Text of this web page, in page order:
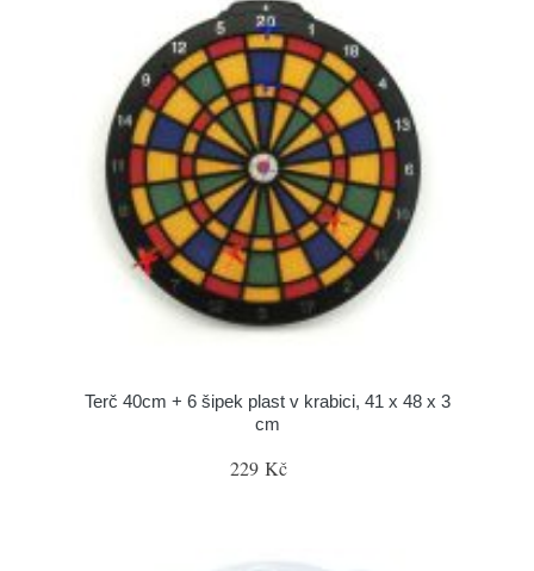
Terč 40cm + 6 šipek plast v krabici, 41 x 48 x 3
cm
229 Kč